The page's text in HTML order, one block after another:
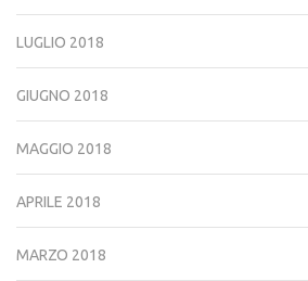
LUGLIO 2018
GIUGNO 2018
MAGGIO 2018
APRILE 2018
MARZO 2018